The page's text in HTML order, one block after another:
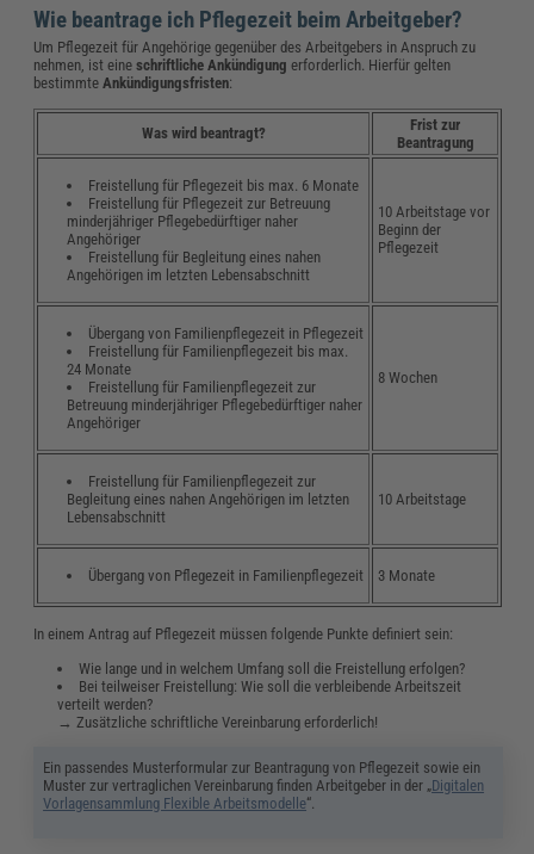
Wie beantrage ich Pflegezeit beim Arbeitgeber?
Um Pflegezeit für Angehörige gegenüber des Arbeitgebers in Anspruch zu
nehmen, ist eineschriftliche Ankündigungerforderlich. Hierfür gelten
bestimmteAnkündigungsfristen:
Was wird beantragt?
Frist zur
Beantragung
Freistellung für Pflegezeit bis max. 6 Monate
Freistellung für Pflegezeit zur Betreuung
minderjähriger Pflegebedürftiger naher
Angehöriger
Freistellung für Begleitung eines nahen
Angehörigen im letzten Lebensabschnitt
10 Arbeitstage vor
Beginn der
Pflegezeit
Übergang von Familienpflegezeit in Pflegezeit
Freistellung für Familienpflegezeit bis max.
24 Monate
Freistellung für Familienpflegezeit zur
Betreuung minderjähriger Pflegebedürftiger naher
Angehöriger
8 Wochen
Freistellung für Familienpflegezeit zur
Begleitung eines nahen Angehörigen im letzten
Lebensabschnitt
10 Arbeitstage
Übergang von Pflegezeit in Familienpflegezeit 3 Monate
In einem Antrag auf Pflegezeit müssen folgende Punkte definiert sein:
Wie lange und in welchem Umfang soll die Freistellung erfolgen?
Bei teilweiser Freistellung: Wie soll die verbleibende Arbeitszeit
verteilt werden?
→ Zusätzliche schriftliche Vereinbarung erforderlich!
Ein passendes Musterformular zur Beantragung von Pflegezeit sowie ein
Muster zur vertraglichen Vereinbarung finden Arbeitgeber in der „Digitalen
Vorlagensammlung Flexible Arbeitsmodelle“.